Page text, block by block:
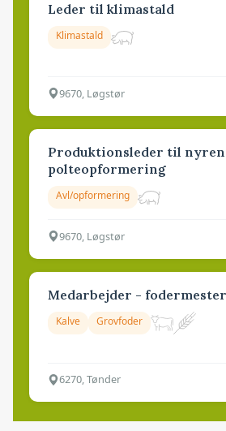
Leder til klimastald
Klimastald
9670, Løgstør
Produktionsleder til
polteopformering
Avl/opformering
9670, Løgstør
Medarbejder - fodermester
Kalve Grovfoder
6270, Tønder